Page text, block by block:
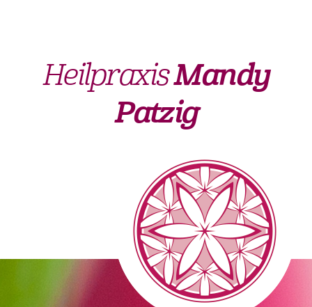
HeilpraxisMandy
Patzig